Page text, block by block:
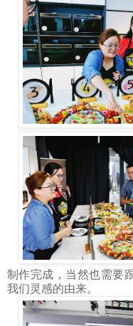
制作完成，当然也需要
我们灵感的由来。